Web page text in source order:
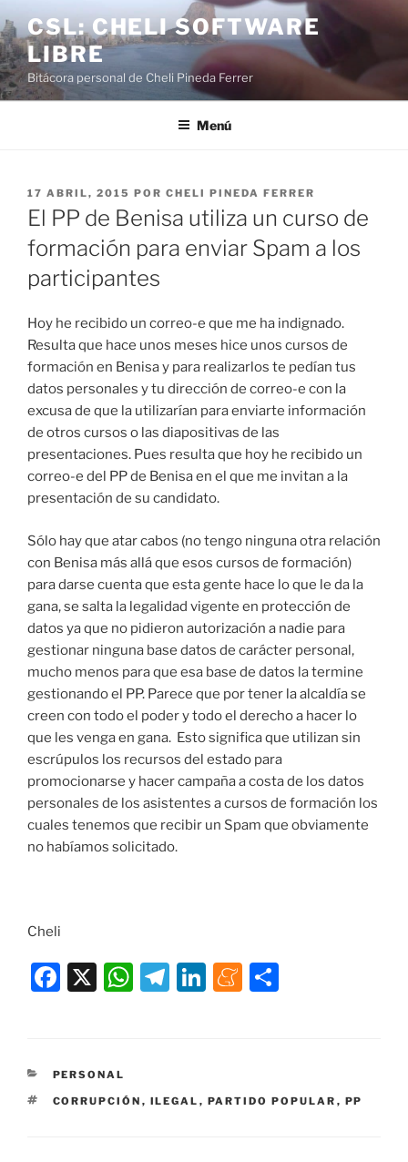
al
contenido
CSL: CHELI SOFTWARE
LIBRE
Bitácora personal de Cheli Pineda Ferrer
Menú
PUBLICADO
EL
17 ABRIL, 2015 POR CHELI PINEDA FERRER
El PP de Benisa utiliza un curso de
formación para enviar Spam a los
participantes
Hoy he recibido un correo-e que me ha indignado.
Resulta que hace unos meses hice unos cursos de
formación en Benisa y para realizarlos te pedían tus
datos personales y tu dirección de correo-e con la
excusa de que la utilizarían para enviarte información
de otros cursos o las diapositivas de las
presentaciones. Pues resulta que hoy he recibido un
correo-e del PP de Benisa en el que me invitan a la
presentación de su candidato.
Sólo hay que atar cabos (no tengo ninguna otra relación
con Benisa más allá que esos cursos de formación)
para darse cuenta que esta gente hace lo que le da la
gana, se salta la legalidad vigente en protección de
datos ya que no pidieron autorización a nadie para
gestionar ninguna base datos de carácter personal,
mucho menos para que esa base de datos la termine
gestionando el PP. Parece que por tener la alcaldía se
creen con todo el poder y todo el derecho a hacer lo
que les venga en gana. Esto significa que utilizan sin
escrúpulos los recursos del estado para
promocionarse y hacer campaña a costa de los datos
personales de los asistentes a cursos de formación los
cuales tenemos que recibir un Spam que obviamente
no habíamos solicitado.
Cheli
F
e
b
X
W
A
T
a
Li
dI
M
a
ar
CATEGORÍAS
PERSONAL
ETIQUETAS
CORRUPCIÓN , ILEGAL , PARTIDO POPULAR , PP